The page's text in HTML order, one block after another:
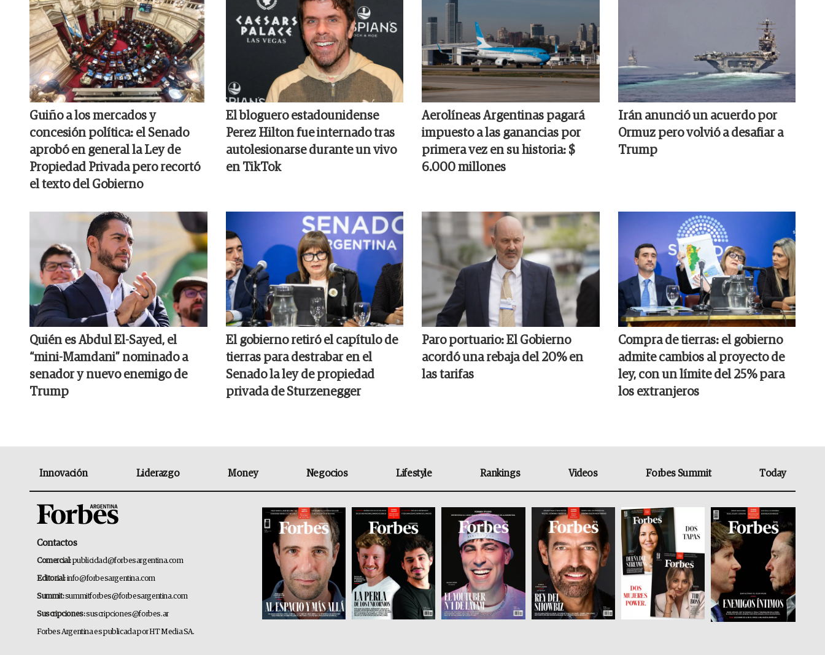
Guiño a los mercados y
concesión política: el Senado
aprobó en general la Ley de
Propiedad Privada pero recortó
el texto del Gobierno
El bloguero estadounidense
Perez Hilton fue internado tras
autolesionarse durante un vivo
en TikTok
Aerolíneas Argentinas pagará
impuesto a las ganancias por
primera vez en su historia: $
6.000 millones
Irán anunció un acuerdo por
Ormuz pero volvió a desafiar a
Trump
Quién es Abdul El-Sayed, el
“mini-Mamdani” nominado a
senador y nuevo enemigo de
Trump
El gobierno retiró el capítulo de
tierras para destrabar en el
Senado la ley de propiedad
privada de Sturzenegger
Paro portuario: El Gobierno
acordó una rebaja del 20% en
las tarifas
Compra de tierras: el gobierno
admite cambios al proyecto de
ley, con un límite del 25% para
los extranjeros
Innovación Liderazgo Money Negocios Lifestyle Rankings Videos Forbes Summit Today
Contactos
Comercial:publicidad@forbesargentina.com
Editorial:info@forbesargentina.com
Summit:summitforbes@forbesargentina.com
Suscripciones:suscripciones@forbes.ar
Forbes Argentina es publicada por HT Media SA.